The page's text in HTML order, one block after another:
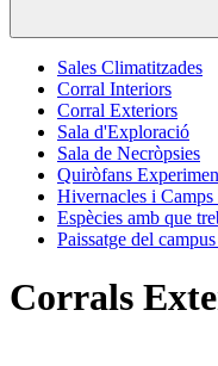
Sales Climatitzades
Corral Interiors
Corral Exteriors
Sala d'Exploració
Sala de Necròpsies
Quiròfans
Hivernacles i
Espècies amb que
Paissatge del
Corrals